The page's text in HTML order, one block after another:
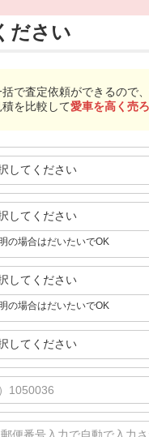
ださい
括で査定依頼ができるので
積を比較して愛車を高く売ろ
してください
してください
の場合はだいたいでOK
してください
の場合はだいたいでOK
してください